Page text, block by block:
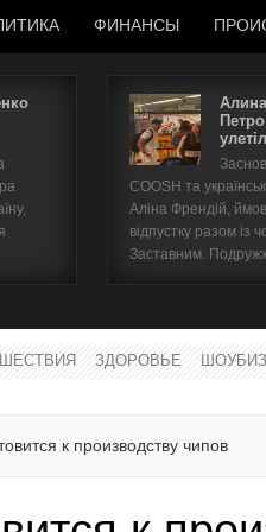
ФИНАНСЫ
COOSH та
Аліна Френдій,
відпустку разом із
Заставним.
ЗДОРОВЬЕ ШОУБИЗ
к производству чипов